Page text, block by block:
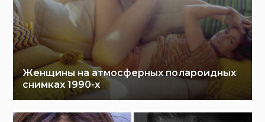
Женщины на атмосферных полароидных
снимках 1990-х